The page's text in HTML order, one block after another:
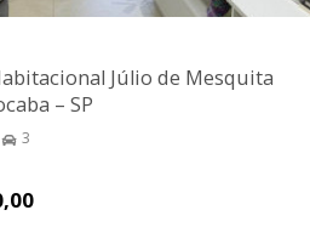
Júlio de Mesquita
– SP
3